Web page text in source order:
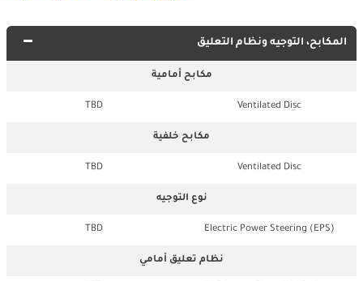
المكابح، التوجيه ونظام التعليق
مكابح أمامية
Ventilated Disc
TBD
مكابح خلفية
Ventilated Disc
TBD
نوع التوجيه
Electric Power Steering (EPS)
TBD
نظام تعليق أمامي